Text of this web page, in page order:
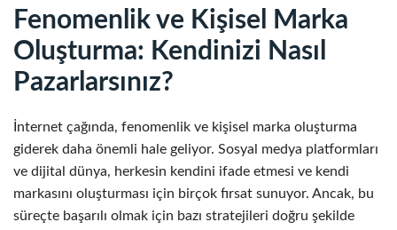
Fenomenlik ve Kişisel Marka
Oluşturma: Kendinizi Nasıl
Pazarlarsınız?
İnternet çağında, fenomenlik ve kişisel marka oluşturma
giderek daha önemli hale geliyor. Sosyal medya platformları
ve dijital dünya, herkesin kendini ifade etmesi ve kendi
markasını oluşturması için birçok fırsat sunuyor. Ancak, bu
süreçte başarılı olmak için bazı stratejileri doğru şekilde